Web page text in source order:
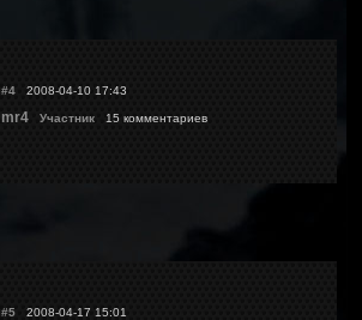
#4 2008-04-10 17:43
mr4 Участник 15 комментариев
#5 2008-04-17 15:01